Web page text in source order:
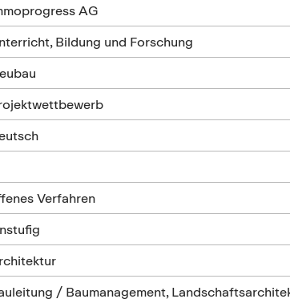
AG
Bildung und Forschung
Verfahren
/ Baumanagement,